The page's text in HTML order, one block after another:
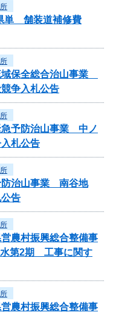
単 舗装道補修費
保全総合治山事業
争入札公告
急予防治山事業 中ノ
札公告
防治山事業 南谷地
告
農村振興総合整備事
第2期 工事に関す
農村振興総合整備事